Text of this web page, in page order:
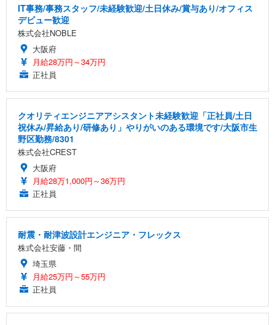
IT事務/事務スタッフ/未経験歓迎/土日休み/賞与あり/オフィス
デビュー歓迎
株式会社NOBLE
大阪府
月給28万円～34万円
正社員
クオリティエンジニアアシスタント未経験歓迎「正社員/土日
祝休み/昇給あり/研修あり」やりがいのある環境です/大阪市生
野区勤務/8301
株式会社CREST
大阪府
月給28万1,000円～36万円
正社員
耐震・耐津波設計エンジニア・フレックス
株式会社安藤・間
埼玉県
月給25万円～55万円
正社員